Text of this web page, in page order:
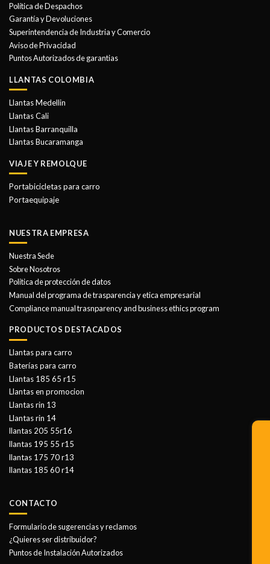
Política de Despachos
Garantía y Devoluciones
Superintendencia de Industria y Comercio
Aviso de Privacidad
Puntos Autorizados de garantias
LLANTAS COLOMBIA
Llantas Medellin
Llantas Cali
Llantas Barranquilla
Llantas Bucaramanga
VIAJE Y REMOLQUE
Portabicicletas para carro
Portaequipaje
NUESTRA EMPRESA
Nuestra Sede
Sobre Nosotros
Politica de protección de datos
Manual del programa de trasparencia y etica empresarial
Compliance manual trasnparency and business ethics program
PRODUCTOS DESTACADOS
Llantas para carro
Baterías para carro
Llantas 185 65 r15
Llantas en promocion
Llantas rin 13
Llantas rin 14
llantas 205 55r16
llantas 195 55 r15
llantas 175 70 r13
llantas 185 60 r14
CONTACTO
Formulario de sugerencias y reclamos
¿Quieres ser distribuidor?
Puntos de Instalación Autorizados